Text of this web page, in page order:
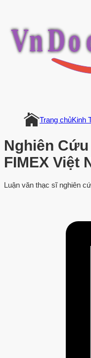
VnDo
Trang chủKinh
Nghiên
FIMEX Việt
Luận văn thạc sĩ nghiên